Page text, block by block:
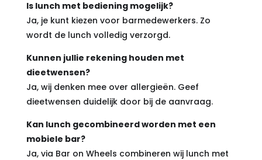
Is lunch met bediening mogelijk?
Ja, je kunt kiezen voor barmedewerkers. Zo
wordt de lunch volledig verzorgd.
Kunnen jullie rekening houden met
dieetwensen?
Ja, wij denken mee over allergieën. Geef
dieetwensen duidelijk door bij de aanvraag.
Kan lunch gecombineerd worden met een
mobiele bar?
Ja, via Bar on Wheels combineren wij lunch met